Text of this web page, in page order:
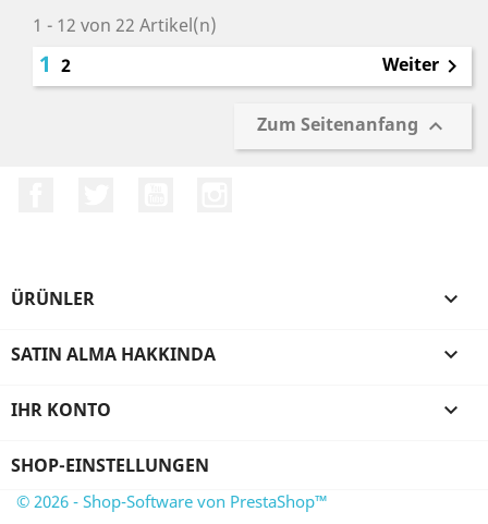
1 - 12 von 22 Artikel(n)
1 2 Weiter 
Zum Seitenanfang 
ÜRÜNLER 
SATIN ALMA HAKKINDA 
IHR KONTO 
SHOP-EINSTELLUNGEN
© 2026 - Shop-Software von PrestaShop™